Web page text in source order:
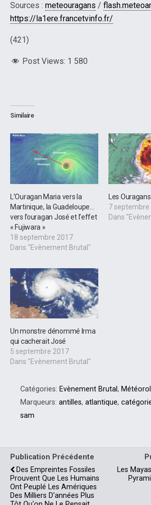
Sources : meteouragans /
https://la1ere.francetvinfo.fr/
(421)
Post Views: 1 580
Similaire
L’Ouragan Maria vers la
Martinique, la Guadeloupe…
vers l’ouragan José et l’effet
« Fujiwara »
18 septembre 2017
Dans "Evènement Brutal"
Les Ouragans
7 septembre
Dans
Un monstre dénommé Irma
qui cacherait José
5 septembre 2017
Dans "Evènement Brutal"
Catégories: Evènement Brutal,
Marqueurs: antilles, atlantique,
sam
Publication Précédente
Des Empreintes Fossiles
Prouvent Que Les Humains
Ont Peuplé Les Amériques
Des Milliers D'années Plus
Les